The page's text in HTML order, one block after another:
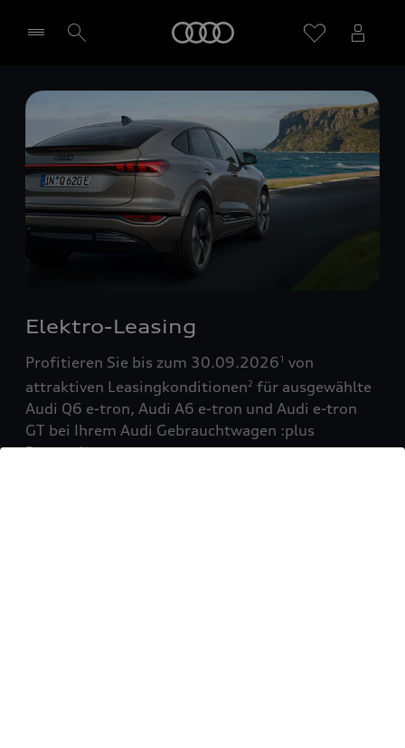
Händler wählen
Elektro-Leasing
Profitieren Sie bis zum 30.09.20261 von
attraktiven Leasingkonditionen2 für ausgewählte
Audi Q6 e-tron, Audi A6 e-tron und Audi e-tron
GT bei Ihrem Audi Gebrauchtwagen :plus
Partner!